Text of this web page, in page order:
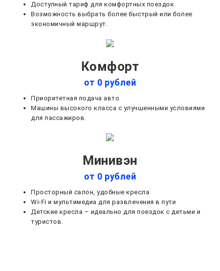
Доступный тариф для комфортных поездок.
Возможность выбрать более быстрый или более
экономичный маршрут.
Комфорт
от 0 рублей
Приоритетная подача авто
Машины высокого класса с улучшенными условиями
для пассажиров.
Минивэн
от 0 рублей
Просторный салон, удобные кресла
Wi-Fi и мультимедиа для развлечения в пути
Детские кресла – идеально для поездок с детьми и
туристов.